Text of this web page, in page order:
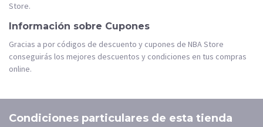
Store.
Información sobre Cupones
Gracias a por códigos de descuento y cupones de NBA Store
conseguirás los mejores descuentos y condiciones en tus compras
online.
Condiciones particulares de esta tienda